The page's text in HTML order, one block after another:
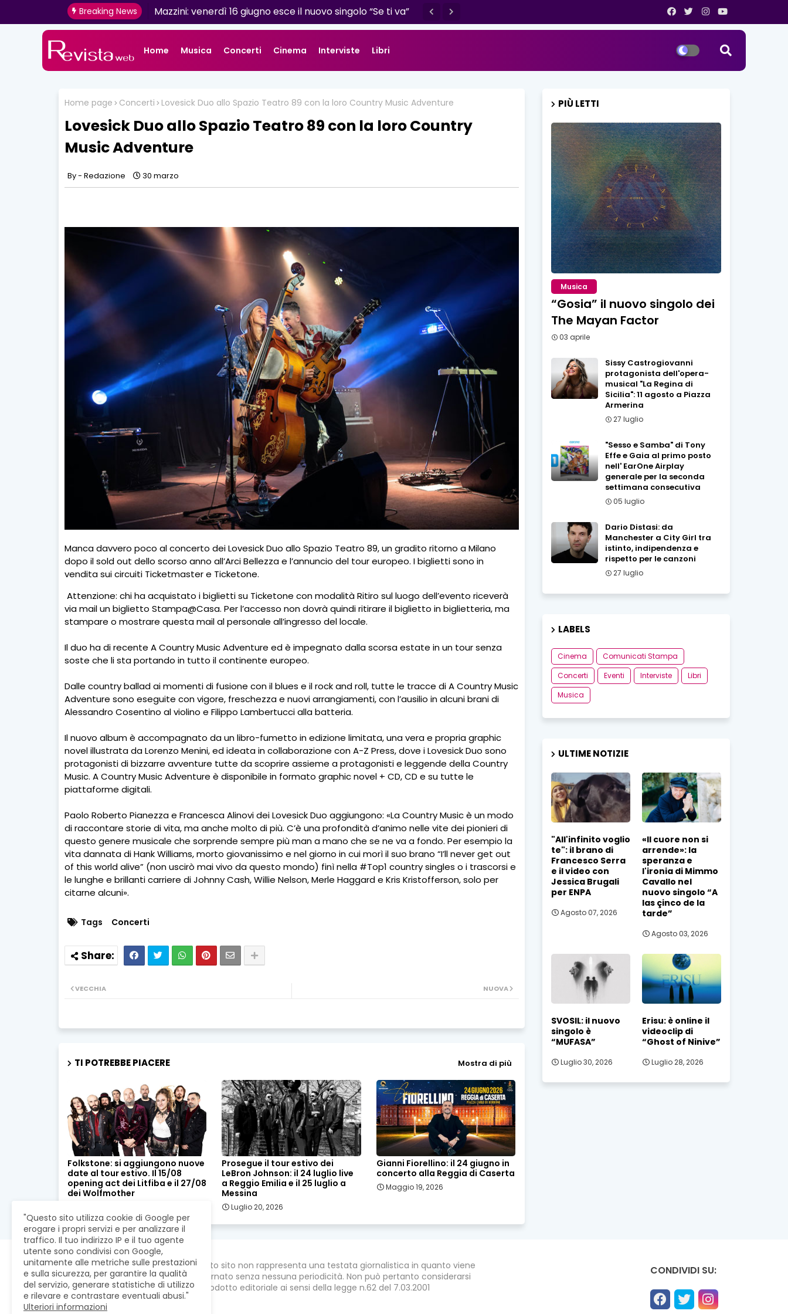
Breaking News Mazzini: venerdì 16 giugno esce il nuovo singolo “Se ti va”
Home Musica Concerti Cinema Interviste Libri
Home page Concerti Lovesick Duo allo Spazio Teatro 89 con la loro Country Music Adventure
Lovesick Duo allo Spazio Teatro 89 con la loro Country
Music Adventure
Redazione 30 marzo
Manca davvero poco al concerto dei Lovesick Duo allo Spazio Teatro 89, un gradito ritorno a Milano
dopo il sold out dello scorso anno all’Arci Bellezza e l’annuncio del tour europeo. I biglietti sono in
vendita sui circuiti Ticketmaster e Ticketone.
Attenzione: chi ha acquistato i biglietti su Ticketone con modalità Ritiro sul luogo dell’evento riceverà
via mail un biglietto Stampa@Casa. Per l’accesso non dovrà quindi ritirare il biglietto in biglietteria, ma
stampare o mostrare questa mail al personale all’ingresso del locale.
Il duo ha di recente A Country Music Adventure ed è impegnato dalla scorsa estate in un tour senza
soste che li sta portando in tutto il continente europeo.
Dalle country ballad ai momenti di fusione con il blues e il rock and roll, tutte le tracce di A Country Music
Adventure sono eseguite con vigore, freschezza e nuovi arrangiamenti, con l’ausilio in alcuni brani di
Alessandro Cosentino al violino e Filippo Lambertucci alla batteria.
Il nuovo album è accompagnato da un libro-fumetto in edizione limitata, una vera e propria graphic
novel illustrata da Lorenzo Menini, ed ideata in collaborazione con A-Z Press, dove i Lovesick Duo sono
protagonisti di bizzarre avventure tutte da scoprire assieme a protagonisti e leggende della Country
Music. A Country Music Adventure è disponibile in formato graphic novel + CD, CD e su tutte le
piattaforme digitali.
Paolo Roberto Pianezza e Francesca Alinovi dei Lovesick Duo aggiungono: «La Country Music è un modo
di raccontare storie di vita, ma anche molto di più. C’è una profondità d’animo nelle vite dei pionieri di
questo genere musicale che sorprende sempre più man a mano che se ne va a fondo. Per esempio la
vita dannata di Hank Williams, morto giovanissimo e nel giorno in cui morì il suo brano “I’ll never get out
of this world alive” (non uscirò mai vivo da questo mondo) finì nella #Top1 country singles o i trascorsi e
le lunghe e brillanti carriere di Johnny Cash, Willie Nelson, Merle Haggard e Kris Kristofferson, solo per
citarne alcuni».
Tags Concerti
NUOVA
VECCHIA
TI POTREBBE PIACERE Mostra di più
Folkstone: si aggiungono nuove
date al tour estivo. Il 15/08
opening act dei Litfiba e il 27/08
dei Wolfmother
Prosegue il tour estivo dei
LeBron Johnson: il 24 luglio live
a Reggio Emilia e il 25 luglio a
Messina
Luglio 20, 2026
Gianni Fiorellino: il 24 giugno in
concerto alla Reggia di Caserta
Maggio 19, 2026
PIÙ LETTI
Musica
“Gosia” il nuovo singolo dei
The Mayan Factor
03 aprile
Sissy Castrogiovanni
protagonista dell'opera-
musical "La Regina di
Sicilia": 11 agosto a Piazza
Armerina
27 luglio
"Sesso e Samba" di Tony
Effe e Gaia al primo posto
nell' EarOne Airplay
generale per la seconda
settimana consecutiva
05 luglio
Dario Distasi: da
Manchester a City Girl tra
istinto, indipendenza e
rispetto per le canzoni
27 luglio
LABELS
Cinema
Comunicati Stampa
Concerti
Eventi Interviste
Libri
Musica
ULTIME NOTIZIE
"All'infinito voglio
te": il brano di
Francesco Serra
e il video con
Jessica Brugali
per ENPA
Agosto 07, 2026
«Il cuore non si
arrende»: la
speranza e
l'ironia di Mimmo
Cavallo nel
nuovo singolo “A
las çinco de la
tarde”
Agosto 03, 2026
SVOSIL: il nuovo
singolo è
“MUFASA”
Luglio 30, 2026
Erisu: è online il
videoclip di
“Ghost of Ninive”
Luglio 28, 2026
Questo sito non rappresenta una testata giornalistica in quanto viene
aggiornato senza nessuna periodicità. Non può pertanto considerarsi
un prodotto editoriale ai sensi della legge n.62 del 7.03.2001
CONDIVIDI SU:
"Questo sito utilizza cookie di Google per
erogare i propri servizi e per analizzare il
traffico. Il tuo indirizzo IP e il tuo agente
utente sono condivisi con Google,
unitamente alle metriche sulle prestazioni
e sulla sicurezza, per garantire la qualità
del servizio, generare statistiche di utilizzo
e rilevare e contrastare eventuali abusi."
Ulteriori informazioni